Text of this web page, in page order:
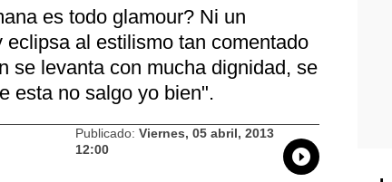
es todo glamour? Ni un
al estilismo tan comentado
se levanta con mucha dignidad, se
esta no salgo yo bien".
Publicado:Viernes, 05 abril, 2013
12:00
Whatsapp
Compartir